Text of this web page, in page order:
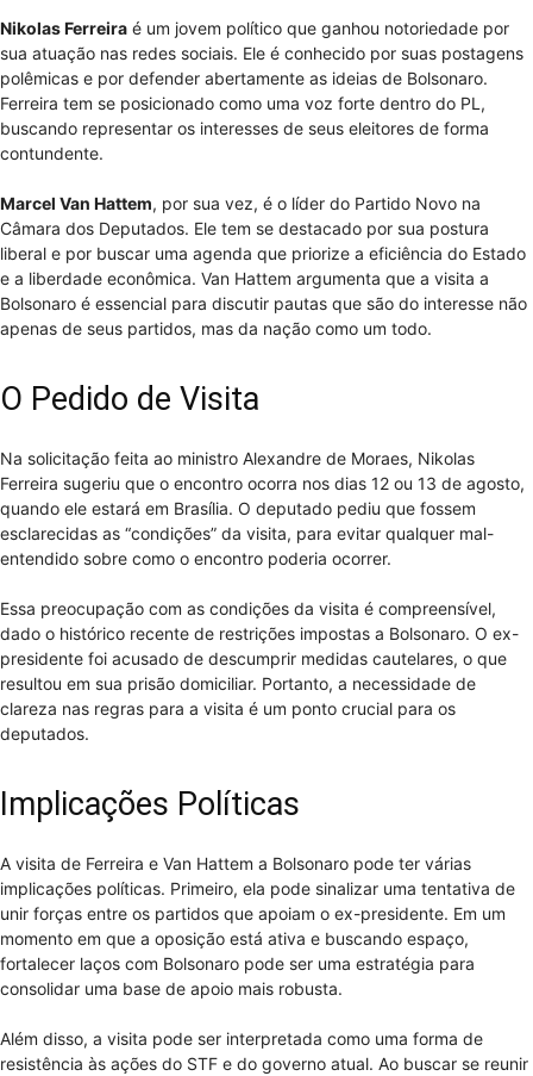
Nikolas Ferreira é um jovem político que ganhou notoriedade por
sua atuação nas redes sociais. Ele é conhecido por suas postagens
polêmicas e por defender abertamente as ideias de Bolsonaro.
Ferreira tem se posicionado como uma voz forte dentro do PL,
buscando representar os interesses de seus eleitores de forma
contundente.
Marcel Van Hattem, por sua vez, é o líder do Partido Novo na
Câmara dos Deputados. Ele tem se destacado por sua postura
liberal e por buscar uma agenda que priorize a eficiência do Estado
e a liberdade econômica. Van Hattem argumenta que a visita a
Bolsonaro é essencial para discutir pautas que são do interesse não
apenas de seus partidos, mas da nação como um todo.
O Pedido de Visita
Na solicitação feita ao ministro Alexandre de Moraes, Nikolas
Ferreira sugeriu que o encontro ocorra nos dias 12 ou 13 de agosto,
quando ele estará em Brasília. O deputado pediu que fossem
esclarecidas as “condições” da visita, para evitar qualquer mal-
entendido sobre como o encontro poderia ocorrer.
Essa preocupação com as condições da visita é compreensível,
dado o histórico recente de restrições impostas a Bolsonaro. O ex-
presidente foi acusado de descumprir medidas cautelares, o que
resultou em sua prisão domiciliar. Portanto, a necessidade de
clareza nas regras para a visita é um ponto crucial para os
deputados.
Implicações Políticas
A visita de Ferreira e Van Hattem a Bolsonaro pode ter várias
implicações políticas. Primeiro, ela pode sinalizar uma tentativa de
unir forças entre os partidos que apoiam o ex-presidente. Em um
momento em que a oposição está ativa e buscando espaço,
fortalecer laços com Bolsonaro pode ser uma estratégia para
consolidar uma base de apoio mais robusta.
Além disso, a visita pode ser interpretada como uma forma de
resistência às ações do STF e do governo atual. Ao buscar se reunir